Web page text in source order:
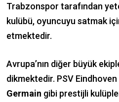
Trabzonspor tarafından
kulübü, oyuncuyu satmak
etmektedir.
Avrupa’nın diğer büyük
dikmektedir. PSV
Germain gibi prestijli